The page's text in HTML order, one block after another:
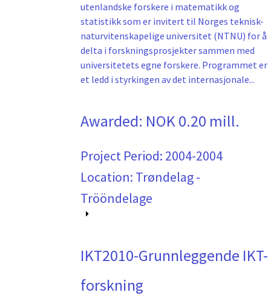
utenlandske forskere i matematikk og
statistikk som er invitert til Norges teknisk-
naturvitenskapelige universitet (NTNU) for å
delta i forskningsprosjekter sammen med
universitetets egne forskere. Programmet er
et ledd i styrkingen av det internasjonale...
Awarded: NOK 0.20 mill.
Project Period: 2004-2004
Location: Trøndelag -
Trööndelage
IKT2010-Grunnleggende IKT-
forskning